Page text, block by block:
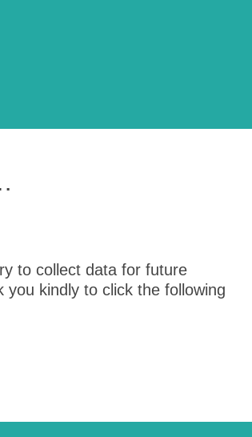
to collect data for future
kindly to click the following